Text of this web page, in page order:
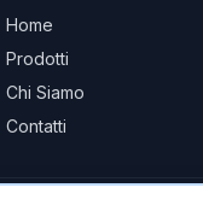
Home
Prodotti
Chi Siamo
Contatti